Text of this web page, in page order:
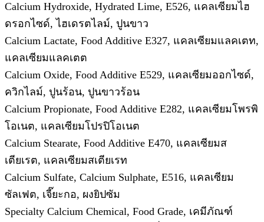
Calcium Hydroxide, Hydrated Lime, E526, แคลเซียมไฮ
ดรอกไซด์, ไฮเดรตไลม์, ปูนขาว
Calcium Lactate, Food Additive E327, แคลเซียมแลคเตท,
แคลเซียมแลคเตต
Calcium Oxide, Food Additive E529, แคลเซียมออกไซด์,
ควิกไลม์, ปูนร้อน, ปูนขาวร้อน
Calcium Propionate, Food Additive E282, แคลเซียมโพรพิ
โอเนต, แคลเซียมโปรปิโอเนต
Calcium Stearate, Food Additive E470, แคลเซียมส
เตียเรต, แคลเซียมสเตียเรท
Calcium Sulfate, Calcium Sulphate, E516, แคลเซียม
ซัลเฟต, เจี๊ยะกอ, ผงยิปซัม
Specialty Calcium Chemical, Food Grade, เคมีภัณฑ์